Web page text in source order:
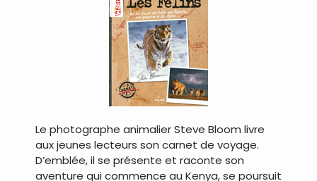
Le photographe animalier Steve Bloom livre
aux jeunes lecteurs son carnet de voyage.
D’emblée, il se présente et raconte son
aventure qui commence au Kenya, se poursuit